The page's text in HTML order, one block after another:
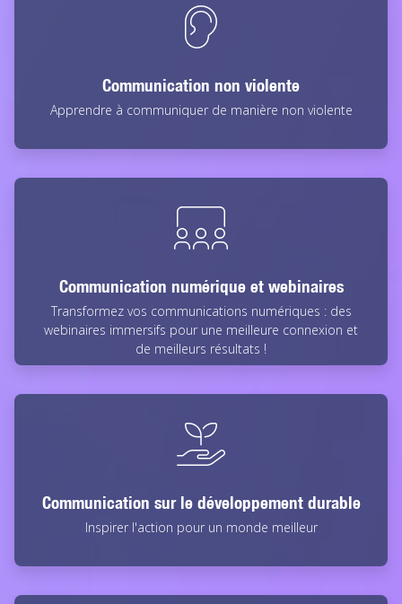
Communication non violente
Apprendre à communiquer de manière non violente
Communication numérique et webinaires
Transformez vos communications numériques : des
webinaires immersifs pour une meilleure connexion et
de meilleurs résultats !
Communication sur le développement durable
Inspirer l'action pour un monde meilleur